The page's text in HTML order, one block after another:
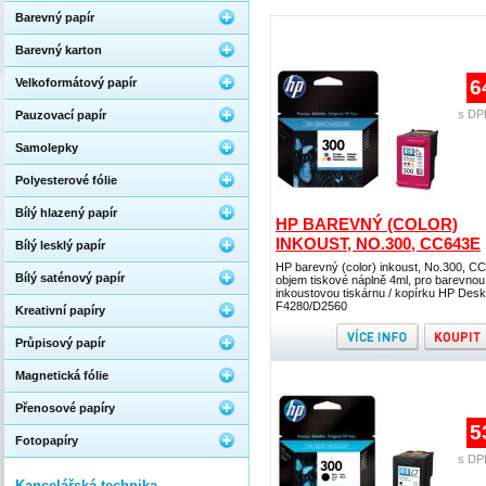
HP BAREVNÝ (COLOR)
INKOUST, NO.300, CC643E
HP barevný (color) inkoust, No.300,
objem tiskové náplně 4ml, pro barevnou
inkoustovou tiskárnu / kopírku HP
F4280/D2560
s
s
Barevný papír
Barevný karton
Velkoformátový papír
Pauzovací papír
Samolepky
Polyesterové fólie
Bílý hlazený papír
Bílý lesklý papír
Bílý saténový papír
Kreativní papíry
Průpisový papír
Magnetická fólie
Přenosové papíry
Fotopapíry